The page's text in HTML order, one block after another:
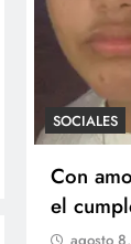
SOCIALES
Con
el
agosto